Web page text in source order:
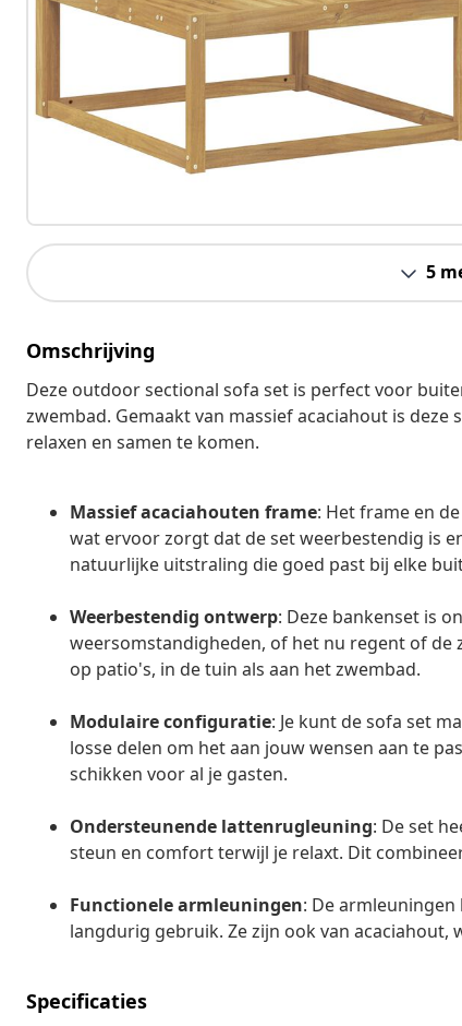
5
Omschrijving
Deze outdoor sectional sofa set is perfect voor
zwembad. Gemaakt van massief acaciahout is
relaxen en samen te komen.
Massief acaciahouten frame: Het frame en
wat ervoor zorgt dat de set weerbestendig is
natuurlijke uitstraling die goed past bij elke
Weerbestendig ontwerp: Deze bankenset is
weersomstandigheden, of het nu regent of
op patio's, in de tuin als aan het zwembad.
Modulaire configuratie: Je kunt de sofa set
losse delen om het aan jouw wensen aan te
schikken voor al je gasten.
Ondersteunende lattenrugleuning: De set
steun en comfort terwijl je relaxt. Dit
Functionele armleuningen: De
langdurig gebruik. Ze zijn ook van
Specificaties